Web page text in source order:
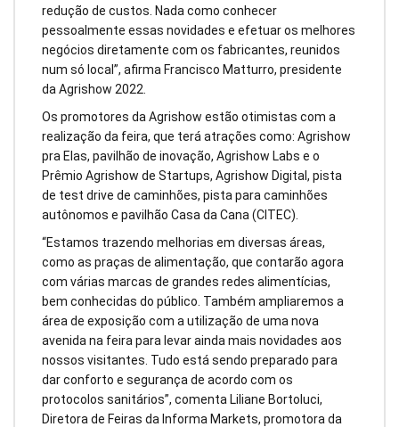
redução de custos. Nada como conhecer
pessoalmente essas novidades e efetuar os melhores
negócios diretamente com os fabricantes, reunidos
num só local”, afirma Francisco Matturro, presidente
da Agrishow 2022.
Os promotores da Agrishow estão otimistas com a
realização da feira, que terá atrações como: Agrishow
pra Elas, pavilhão de inovação, Agrishow Labs e o
Prêmio Agrishow de Startups, Agrishow Digital, pista
de test drive de caminhões, pista para caminhões
autônomos e pavilhão Casa da Cana (CITEC).
“Estamos trazendo melhorias em diversas áreas,
como as praças de alimentação, que contarão agora
com várias marcas de grandes redes alimentícias,
bem conhecidas do público. Também ampliaremos a
área de exposição com a utilização de uma nova
avenida na feira para levar ainda mais novidades aos
nossos visitantes. Tudo está sendo preparado para
dar conforto e segurança de acordo com os
protocolos sanitários”, comenta Liliane Bortoluci,
Diretora de Feiras da Informa Markets, promotora da